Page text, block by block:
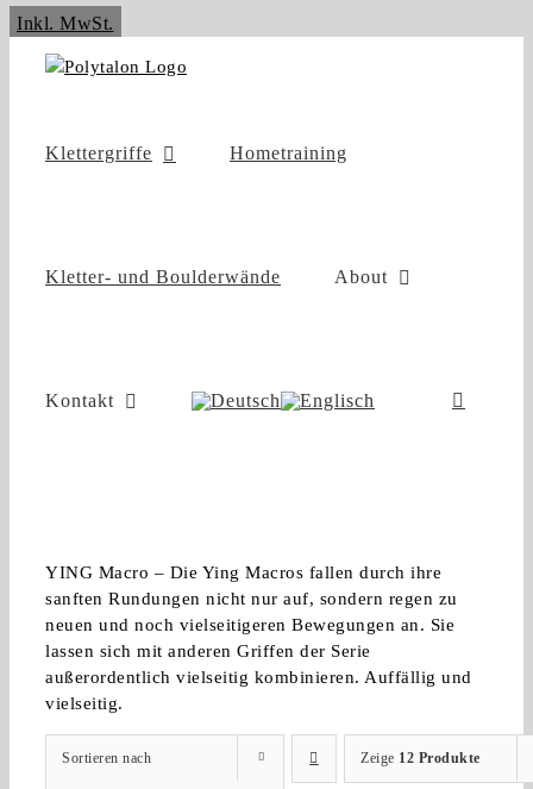
Inkl. MwSt.
springen
Klettergriffe Hometraining
Kletter- und Boulderwände About
Kontakt
YING Macro – Die Ying Macros fallen durch ihre
sanften Rundungen nicht nur auf, sondern regen zu
neuen und noch vielseitigeren Bewegungen an. Sie
lassen sich mit anderen Griffen der Serie
außerordentlich vielseitig kombinieren. Auffällig und
vielseitig.
Sortieren nach Zeige 12 Produkte